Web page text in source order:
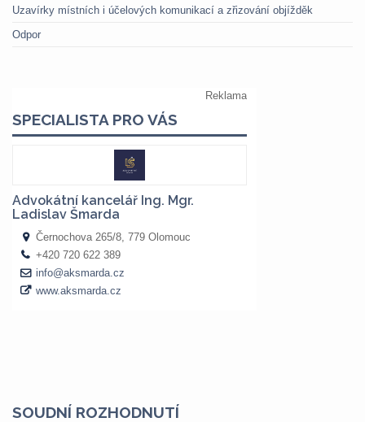
Uzavírky místních i účelových komunikací a zřizování objížděk
Odpor
SOUDNÍ ROZHODNUTÍ